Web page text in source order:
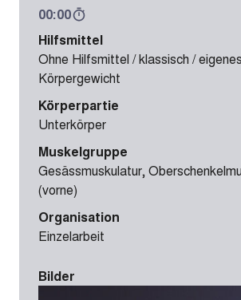
00:00
Hilfsmittel
Ohne Hilfsmittel / klassisch / eigenes
Körpergewicht
Körperpartie
Unterkörper
Muskelgruppe
Gesässmuskulatur,
(vorne)
Organisation
Einzelarbeit
Bilder